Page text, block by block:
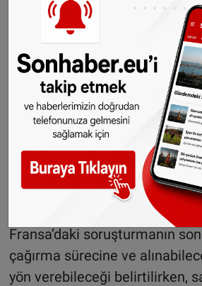
Hollanda
’da Little Steps ve
raflardan kaldırılırken,
Belçika
NAN ExpertPro, PreNAN ve
markalarına ait ürünler geri
Yetkililer, bu ürünleri satın
mamaları kesinlikle
noktaları ya da Nestlé müşteri
iletişime geçmesi gerektiğini
Soruşturma devam ediyor
Fransa’daki soruşturmanın
çağırma sürecine ve
yön verebileceği belirtilirken,